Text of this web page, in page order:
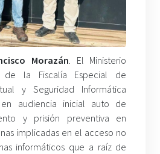
Morazán . El Ministerio
la Fiscalía Especial de
y Seguridad Informática
en audiencia inicial auto de
y prisión preventiva en
implicadas en el acceso no
informáticos que a raíz de